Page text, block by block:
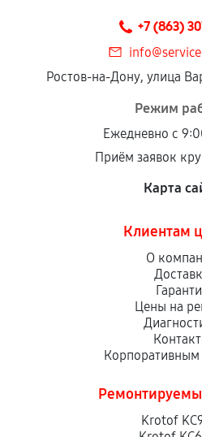
+7 (863)
Ростов-на-Дону, улица
Режим
Ежедневно с
Приём заявок
Карта
Клиентам
О
Цены на
Корпоративным
Krotof